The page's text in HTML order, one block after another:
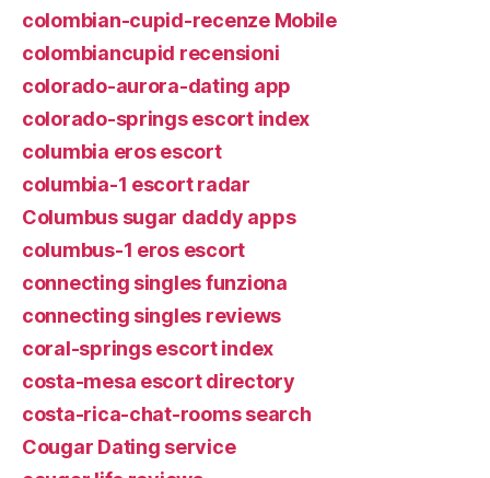
colombian-cupid-recenze Mobile
colombiancupid recensioni
colorado-aurora-dating app
colorado-springs escort index
columbia eros escort
columbia-1 escort radar
Columbus sugar daddy apps
columbus-1 eros escort
connecting singles funziona
connecting singles reviews
coral-springs escort index
costa-mesa escort directory
costa-rica-chat-rooms search
Cougar Dating service